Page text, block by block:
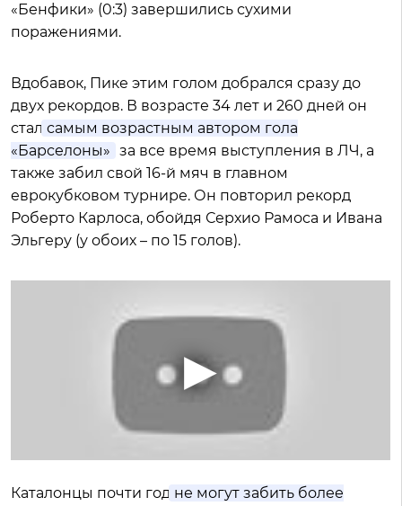
«Бенфики» (0:3) завершились сухими
поражениями.
Вдобавок, Пике этим голом добрался сразу до
двух рекордов. В возрасте 34 лет и 260 дней он
стал самым возрастным автором гола
«Барселоны» за все время выступления в ЛЧ, а
также забил свой 16-й мяч в главном
еврокубковом турнире. Он повторил рекорд
Роберто Карлоса, обойдя Серхио Рамоса и Ивана
Эльгеру (у обоих – по 15 голов).
Каталонцы почти год не могут забить более